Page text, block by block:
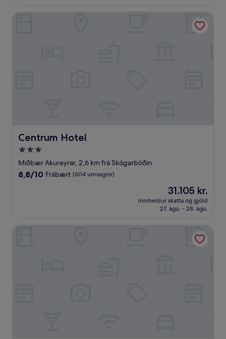
Centrum Hotel
Centrum Hotel
3.0
stjörnu
gististaður
Miðbær Akureyrar, 2,6 km frá Skógarböðin
8.8
8,8/10 Frábært (604 umsagnir)
Verðið
er
31.105 kr.
31.105 kr.
inniheldur skatta og gjöld
27. ágú. - 28. ágú.